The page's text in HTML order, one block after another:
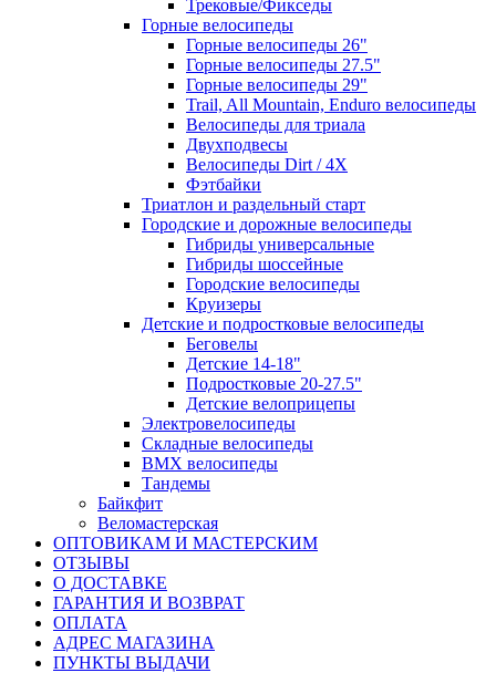
Трековые/Фикседы
Горные велосипеды
Горные велосипеды 26"
Горные велосипеды 27.5"
Горные велосипеды 29"
Trail, All Mountain, Enduro велосипеды
Велосипеды для триала
Двухподвесы
Велосипеды Dirt / 4X
Фэтбайки
Триатлон и раздельный старт
Городские и дорожные велосипеды
Гибриды универсальные
Гибриды шоссейные
Городские велосипеды
Круизеры
Детские и подростковые велосипеды
Беговелы
Детские 14-18"
Подростковые 20-27.5"
Детские велоприцепы
Электровелосипеды
Складные велосипеды
BMX велосипеды
Тандемы
Байкфит
Веломастерская
ОПТОВИКАМ И МАСТЕРСКИМ
ОТЗЫВЫ
О ДОСТАВКЕ
ГАРАНТИЯ И ВОЗВРАТ
ОПЛАТА
АДРЕС МАГАЗИНА
ПУНКТЫ ВЫДАЧИ